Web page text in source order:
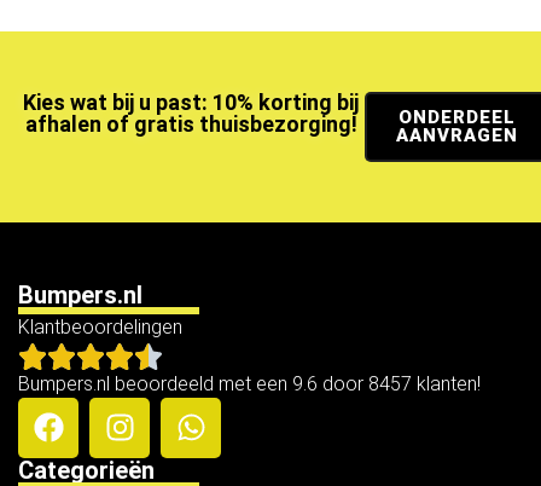
Kies wat bij u past: 10% korting bij
afhalen of gratis thuisbezorging!
ONDERDEEL
AANVRAGEN
Bumpers.nl
Klantbeoordelingen
Bumpers.nl beoordeeld met een 9.6 door 8457 klanten!
Categorieën